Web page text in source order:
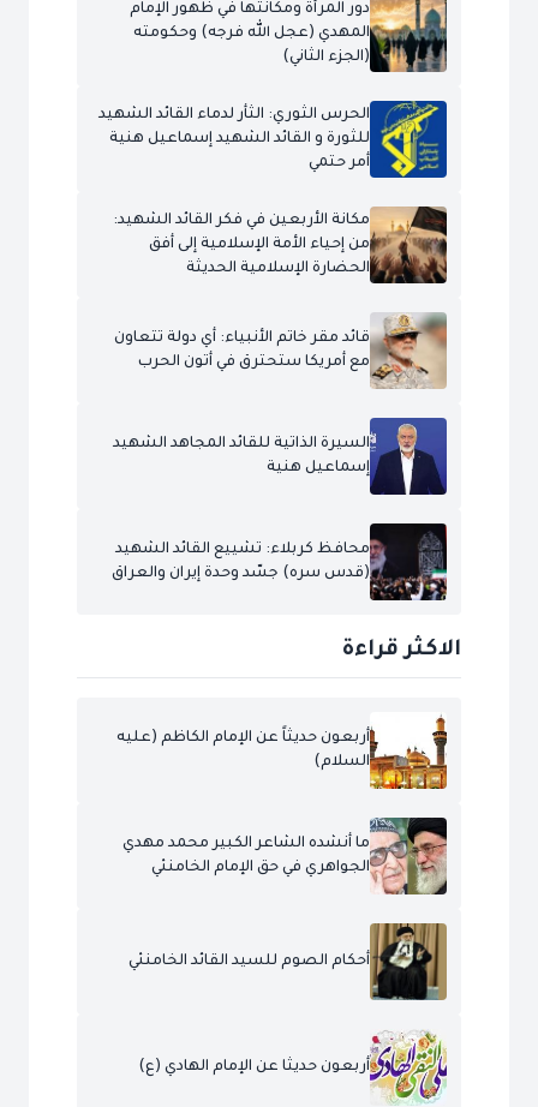
دور المرأة ومكانتها في ظهور الإمام
المهدي (عجل الله فرجه) وحكومته
(الجزء الثاني)
الحرس الثوري: الثأر لدماء القائد الشهيد
للثورة و القائد الشهيد إسماعيل هنية
أمر حتمي
مكانة الأربعين في فكر القائد الشهيد:
من إحياء الأمة الإسلامية إلى أفق
الحضارة الإسلامية الحديثة
قائد مقر خاتم الأنبياء: أي دولة تتعاون
مع أمريكا ستحترق في أتون الحرب
السيرة الذاتية للقائد المجاهد الشهيد
إسماعيل هنية
محافظ كربلاء: تشييع القائد الشهيد
(قدس سره) جسّد وحدة إيران والعراق
الاكثر قراءة
أربعون حديثاً عن الإمام الكاظم (عليه
السلام)
ما أنشده الشاعر الكبير محمد مهدي
الجواهري في حق الإمام الخامنئي
أحكام الصوم للسيد القائد الخامنئي
أربعون حديثا عن الإمام الهادي (ع)